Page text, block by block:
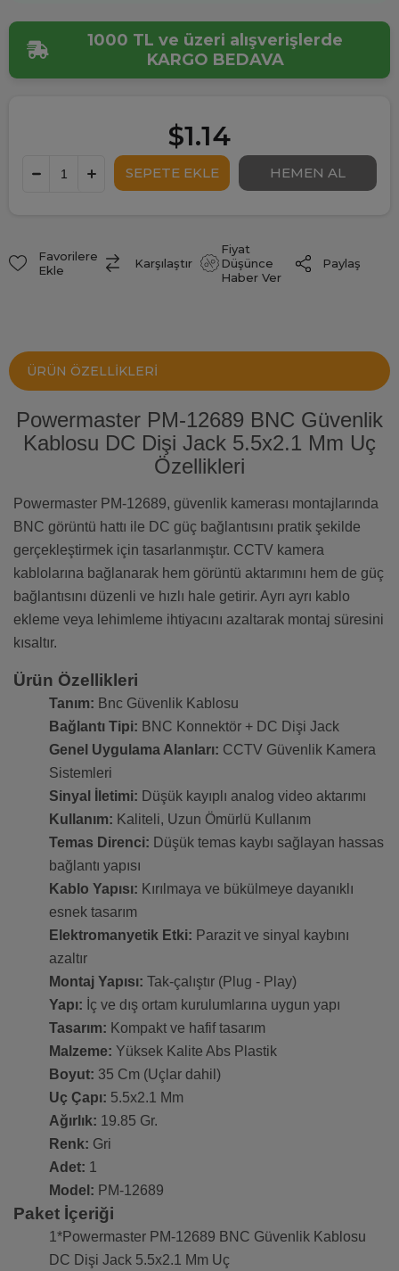
1000 TL ve üzeri alışverişlerde
KARGO BEDAVA
$1.14
Favorilere
Ekle
Karşılaştır
Fiyat
Düşünce
Haber Ver
Paylaş
ÜRÜN ÖZELLIKLERI
Powermaster PM-12689 BNC Güvenlik
Kablosu DC Dişi Jack 5.5x2.1 Mm Uç
Özellikleri
Powermaster PM-12689, güvenlik kamerası montajlarında
BNC görüntü hattı ile DC güç bağlantısını pratik şekilde
gerçekleştirmek için tasarlanmıştır. CCTV kamera
kablolarına bağlanarak hem görüntü aktarımını hem de güç
bağlantısını düzenli ve hızlı hale getirir. Ayrı ayrı kablo
ekleme veya lehimleme ihtiyacını azaltarak montaj süresini
kısaltır.
Ürün Özellikleri
Tanım: Bnc Güvenlik Kablosu
Bağlantı Tipi: BNC Konnektör + DC Dişi Jack
Genel Uygulama Alanları: CCTV Güvenlik Kamera
Sistemleri
Sinyal İletimi: Düşük kayıplı analog video aktarımı
Kullanım: Kaliteli, Uzun Ömürlü Kullanım
Temas Direnci: Düşük temas kaybı sağlayan hassas
bağlantı yapısı
Kablo Yapısı: Kırılmaya ve bükülmeye dayanıklı
esnek tasarım
Elektromanyetik Etki: Parazit ve sinyal kaybını
azaltır
Montaj Yapısı: Tak-çalıştır (Plug - Play)
Yapı: İç ve dış ortam kurulumlarına uygun yapı
Tasarım: Kompakt ve hafif tasarım
Malzeme: Yüksek Kalite Abs Plastik
Boyut: 35 Cm (Uçlar dahil)
Uç Çapı: 5.5x2.1 Mm
Ağırlık: 19.85 Gr.
Renk: Gri
Adet: 1
Model: PM-12689
Paket İçeriği
1*Powermaster PM-12689 BNC Güvenlik Kablosu
DC Dişi Jack 5.5x2.1 Mm Uç